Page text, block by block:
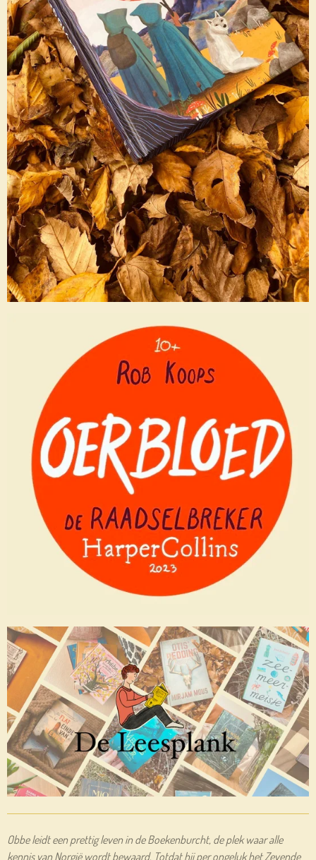
Obbe leidt een prettig leven in de Boekenburcht, de plek waar alle
kennis van Norgië wordt bewaard. Totdat hij per ongeluk het Zevende